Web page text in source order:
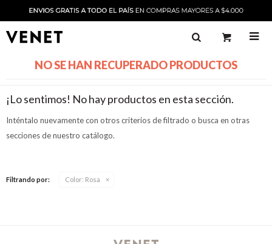

NO SE HAN RECUPERADO PRODUCTOS
¡Lo sentimos! No hay productos en esta sección.
Inténtalo nuevamente con otros criterios de filtrado o busca en otras
secciones de nuestro catálogo.
Filtrando por: Color: Rosa